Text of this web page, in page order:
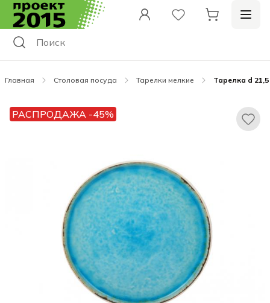
Главная Столовая посуда Тарелки мелкие Тарелка d 21,5
РАСПРОДАЖА -45%